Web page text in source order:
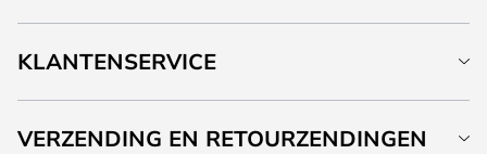
KLANTENSERVICE
VERZENDING EN RETOURZENDINGEN